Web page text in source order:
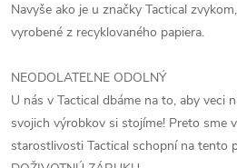
Navyše ako je u značky Tactical
vyrobené z recyklovaného papiera.
NEODOLATEĽNE ODOLNÝ
U nás v Tactical dbáme na to, aby veci
svojich výrobkov si stojíme! Preto sme
starostlivosti Tactical schopní na tento